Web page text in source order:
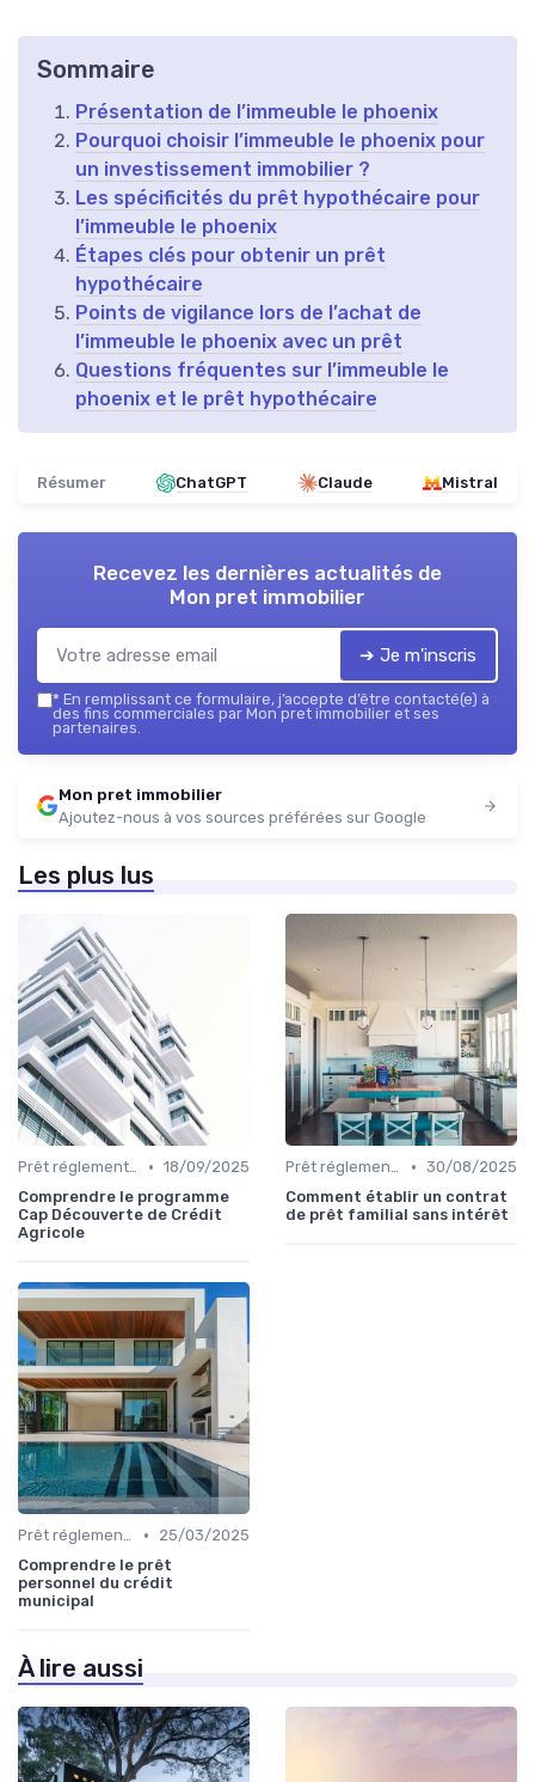
Sommaire
Présentation de l’immeuble le phoenix
Pourquoi choisir l’immeuble le phoenix pour
un investissement immobilier ?
Les spécificités du prêt hypothécaire pour
l’immeuble le phoenix
Étapes clés pour obtenir un prêt
hypothécaire
Points de vigilance lors de l’achat de
l’immeuble le phoenix avec un prêt
Questions fréquentes sur l’immeuble le
phoenix et le prêt hypothécaire
Résumer ChatGPT Claude Mistral
Recevez les dernières actualités de
Mon pret immobilier
➔ Je m'inscris
* En remplissant ce formulaire, j’accepte d’être contacté(e) à
des fins commerciales par Mon pret immobilier et ses
partenaires.
Mon pret immobilier
Ajoutez-nous à vos sources préférées sur Google
Les plus lus
Prêt réglementé (PTZ, PAS) • 18/09/2025
Comprendre le programme
Cap Découverte de Crédit
Agricole
Prêt réglementé (PTZ, PAS) • 30/08/2025
Comment établir un contrat
de prêt familial sans intérêt
Prêt réglementé (PTZ, PAS) •
25/03/2025
Comprendre le prêt
personnel du crédit
municipal
À lire aussi